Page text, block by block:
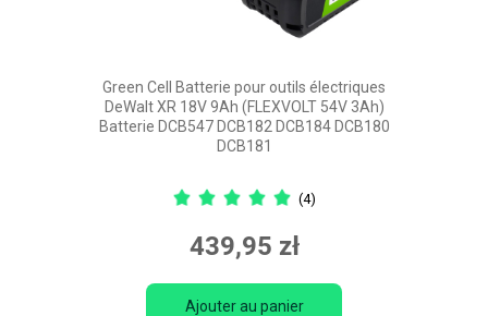
Green Cell Batterie pour outils électriques
DeWalt XR 18V 9Ah (FLEXVOLT 54V 3Ah)
Batterie DCB547 DCB182 DCB184 DCB180
DCB181
(4)
439,95 zł
Ajouter au panier